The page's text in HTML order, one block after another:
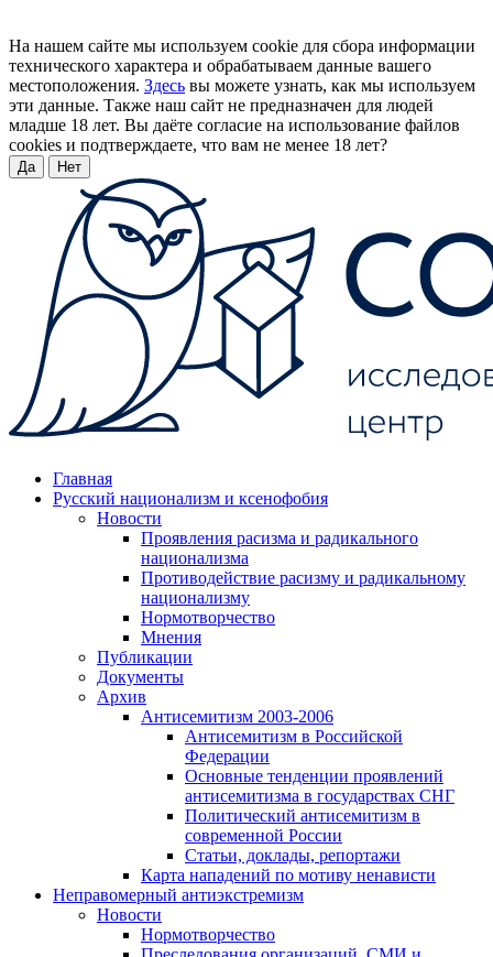
На нашем сайте мы используем cookie для сбора информации
технического характера и обрабатываем данные вашего
местоположения. Здесь вы можете узнать, как мы используем
эти данные. Также наш сайт не предназначен для людей
младше 18 лет. Вы даёте согласие на использование файлов
cookies и подтверждаете, что вам не менее 18 лет?
Да Нет
Главная
Русский национализм и ксенофобия
Новости
Проявления расизма и радикального
национализма
Противодействие расизму и радикальному
национализму
Нормотворчество
Мнения
Публикации
Документы
Архив
Антисемитизм 2003-2006
Антисемитизм в Российской
Федерации
Основные тенденции проявлений
антисемитизма в государствах СНГ
Политический антисемитизм в
современной России
Статьи, доклады, репортажи
Карта нападений по мотиву ненависти
Неправомерный антиэкстремизм
Новости
Нормотворчество